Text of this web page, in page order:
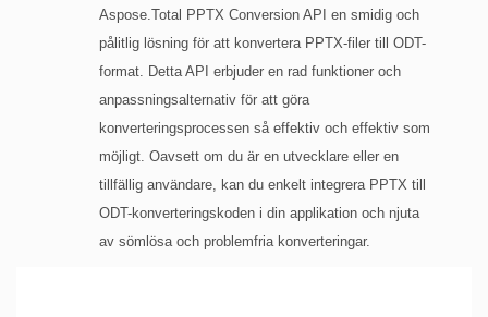
Aspose.Total PPTX Conversion API en smidig och
pålitlig lösning för att konvertera PPTX-filer till ODT-
format. Detta API erbjuder en rad funktioner och
anpassningsalternativ för att göra
konverteringsprocessen så effektiv och effektiv som
möjligt. Oavsett om du är en utvecklare eller en
tillfällig användare, kan du enkelt integrera PPTX till
ODT-konverteringskoden i din applikation och njuta
av sömlösa och problemfria konverteringar.